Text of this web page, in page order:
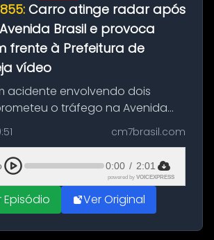
Carro atinge radar após
Brasil e provoca
frente à Prefeitura de
vídeo
acidente envolvendo dois
o tráfego na Avenida
a manhã desta segunda-feira
ao complexo da Prefeitura de
Oeste. A batida ter...
cm7brasil.com
0:00 / 2:01
powered by VOICEXPRESS
Episódio Ver Original